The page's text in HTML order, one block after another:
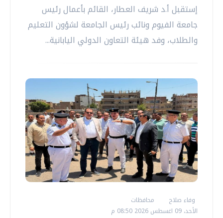
إستقبل أ.د شريف العطار، القائم بأعمال رئيس
جامعة الفيوم ونائب رئيس الجامعة لشؤون التعليم
والطلاب، وفد هيئة التعاون الدولي اليابانية...
وفاء صلاح
محافظات
الأحد، 09 اغسطس 2026 08:50 م